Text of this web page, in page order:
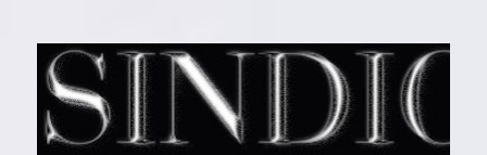
EL SINDICAL
Periodismo Inteligente